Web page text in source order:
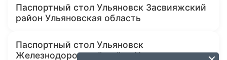
Паспортный стол Ульяновск Засвияжский
район Ульяновская область
Паспортный стол Ульяновск
Железнодорожный район Ульяновская